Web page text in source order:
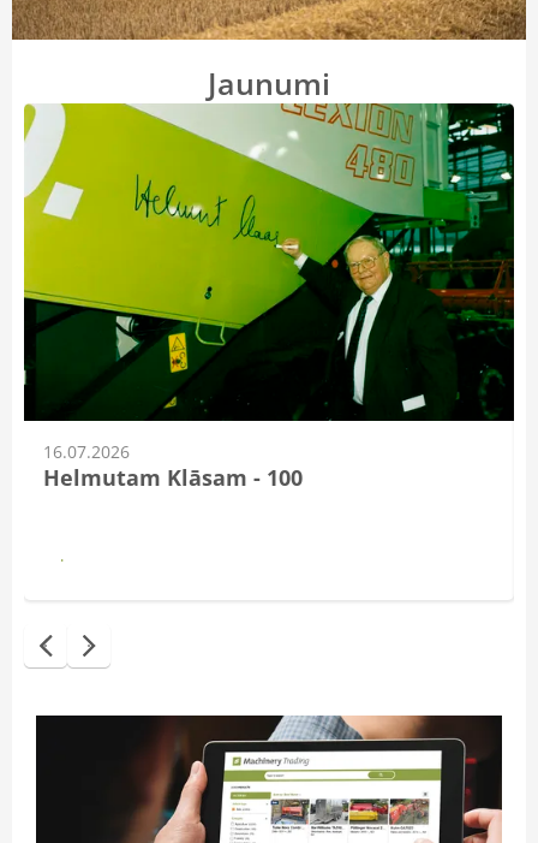
Jaunumi
16.07.2026
Helmutam Klāsam - 100
Lasīt